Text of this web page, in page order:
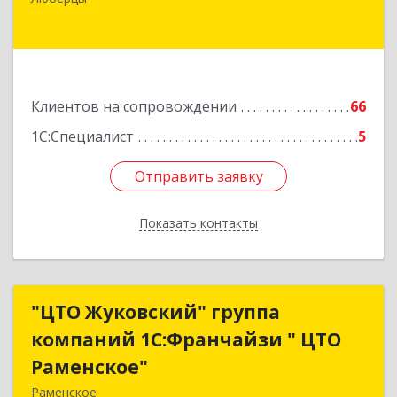
Клиентов на сопровождении
66
1С:Специалист
5
Отправить заявку
Показать контакты
Люберцы г, Митрофанова ул, дом № 20А, оф.15
Подробнее
Отправить заявку
Назад
"ЦТО Жуковский" группа
компаний 1С:Франчайзи " ЦТО
Раменское"
Раменское
"ЦТО Жуковский" группа
компаний 1С:Франчайзи " ЦТО